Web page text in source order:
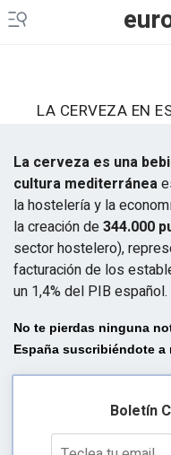
LA CERVEZA EN
La cerveza es una
cultura mediterránea
la hostelería y la
la creación de344.000
sector hostelero),
facturación de los
un 1,4% del PIB español.
No te pierdas ninguna
España suscribiéndote a
Boletín